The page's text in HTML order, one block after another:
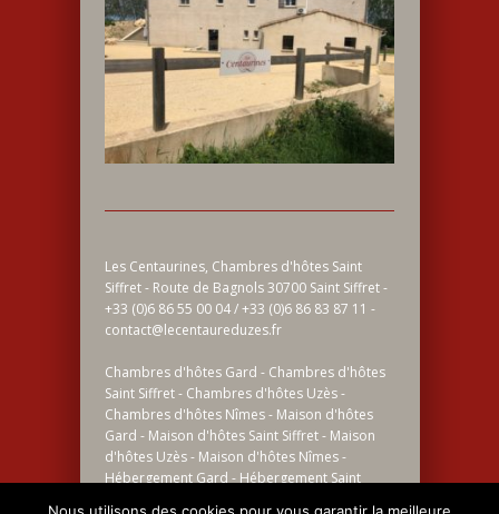
Les Centaurines, Chambres d'hôtes Saint
Siffret - Route de Bagnols 30700 Saint Siffret -
+33 (0)6 86 55 00 04 / +33 (0)6 86 83 87 11 -
contact@lecentaureduzes.fr
Chambres d'hôtes Gard - Chambres d'hôtes
Saint Siffret - Chambres d'hôtes Uzès -
Chambres d'hôtes Nîmes - Maison d'hôtes
Gard - Maison d'hôtes Saint Siffret - Maison
d'hôtes Uzès - Maison d'hôtes Nîmes -
Hébergement Gard - Hébergement Saint